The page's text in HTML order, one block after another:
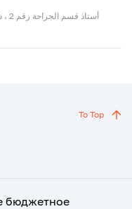
To Top
бюджетное